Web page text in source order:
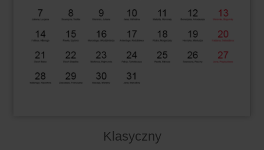
Klasyczny